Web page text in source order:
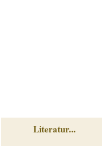
Literatur...